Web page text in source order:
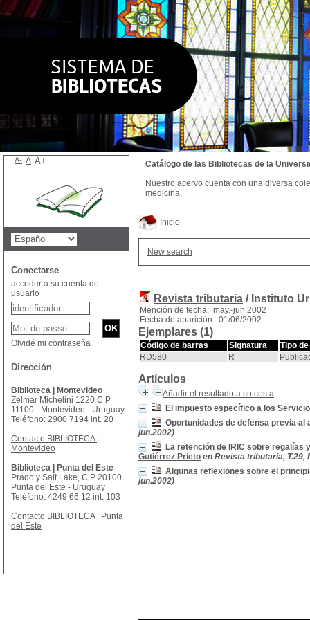
Inicio
New search
Revista tributaria / Instituto
Mención de fecha: may.-jun.2002
Fecha de aparición: 01/06/2002
Ejemplares (1)
Código de barras Signatura
Tipo
RD580
R
Artículos
Añadir el resultado a su cesta
El impuesto específico a los
Oportunidades de defensa previa
jun.2002)
La retención de IRIC sobre regalías
Gutiérrez Prieto en Revista tributaria, T.29,
Algunas reflexiones sobre el
jun.2002)
Catálogo de las Bibliotecas de la
Nuestro acervo cuenta con una diversa
medicina.
A- A A+
Conectarse
acceder a su cuenta de
usuario
Olvidé mi contraseña
Dirección
Biblioteca | Montevideo
Zelmar Michelini 1220 C.P
11100 - Montevideo - Uruguay
Teléfono: 2900 7194 int. 20
Contacto BIBLIOTECA |
Montevideo
Biblioteca | Punta del Este
Prado y Salt Lake, C.P 20100
Punta del Este - Uruguay
Teléfono: 4249 66 12 int. 103
Contacto BIBLIOTECA | Punta
del Este